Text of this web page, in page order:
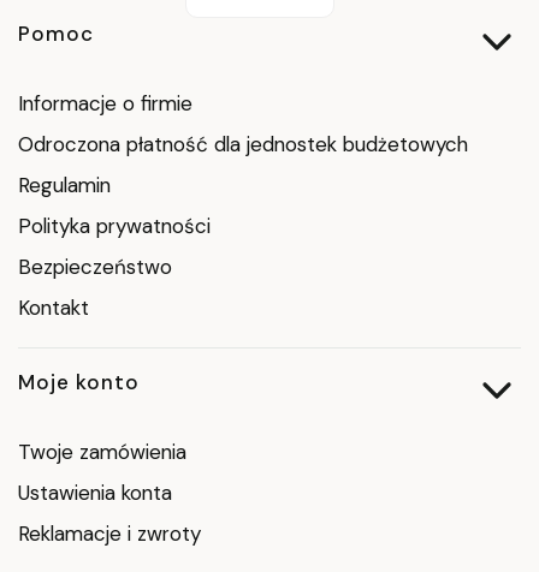
Linki w stopce
Pomoc
Informacje o firmie
Odroczona płatność dla jednostek budżetowych
Regulamin
Polityka prywatności
Bezpieczeństwo
Kontakt
Moje konto
Twoje zamówienia
Ustawienia konta
Reklamacje i zwroty